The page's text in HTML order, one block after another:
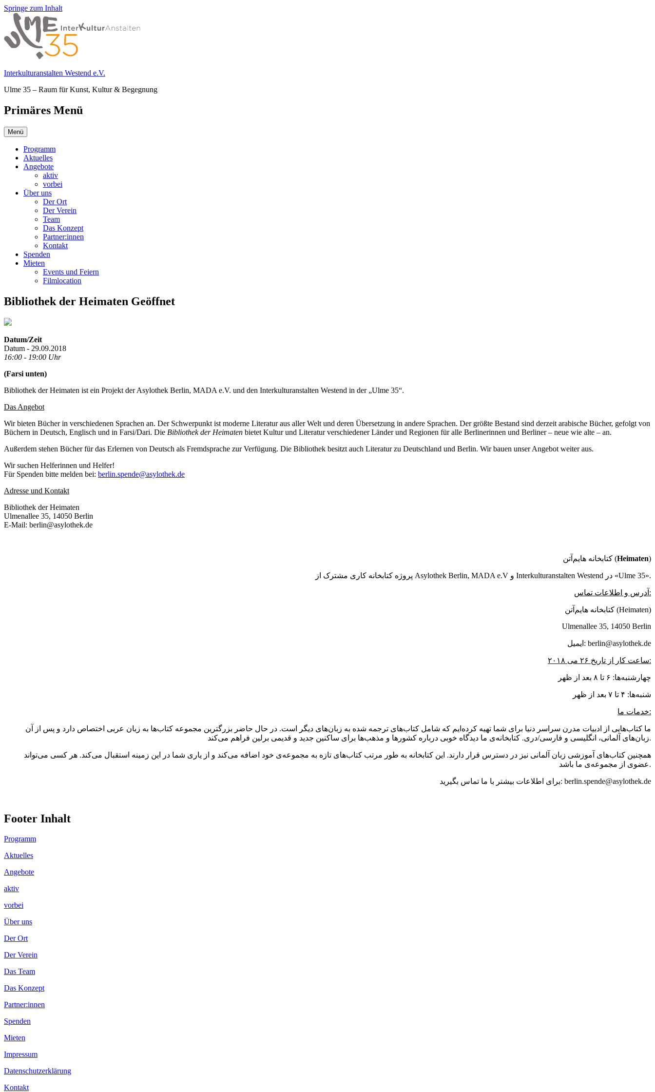
Springe zum Inhalt
Interkulturanstalten Westend e.V.
Ulme 35 – Raum für Kunst, Kultur & Begegnung
Primäres Menü
Menü
Programm
Aktuelles
Angebote
aktiv
vorbei
Über uns
Der Ort
Der Verein
Team
Das Konzept
Partner:innen
Kontakt
Spenden
Mieten
Events und Feiern
Filmlocation
Bibliothek der Heimaten Geöffnet
Datum/Zeit
Datum - 29.09.2018
16:00 - 19:00 Uhr
(Farsi unten)
Bibliothek der Heimaten ist ein Projekt der Asylothek Berlin, MADA e.V. und den Interkulturanstalten Westend in der „Ulme 35“.
Das Angebot
Wir bieten Bücher in verschiedenen Sprachen an. Der Schwerpunkt ist moderne Literatur aus aller Welt und deren Übersetzung in andere Sprachen. Der größte Bestand sind derzeit arabische Bücher, gefolgt von
Büchern in Deutsch, Englisch und in Farsi/Dari. Die Bibliothek der Heimaten bietet Kultur und Literatur verschiedener Länder und Regionen für alle Berlinerinnen und Berliner – neue wie alte – an.
Außerdem stehen Bücher für das Erlernen von Deutsch als Fremdsprache zur Verfügung. Die Bibliothek besitzt auch Literatur zu Deutschland und Berlin. Wir bauen unser Angebot weiter aus.
Wir suchen Helferinnen und Helfer!
Für Spenden bitte melden bei: berlin.spende@asylothek.de
Adresse und Kontakt
Bibliothek der Heimaten
Ulmenallee 35, 14050 Berlin
E-Mail: berlin@asylothek.de
کتابخانه هایم‌آتن (Heimaten)
پروژه کتابخانه کاری مشترک از Asylothek Berlin, MADA e.V و Interkulturanstalten Westend در «Ulme 35».
آدرس و اطلاعات تماس:
کتابخانه هایم‌آتن (Heimaten)
Ulmenallee 35, 14050 Berlin
ایمیل: berlin@asylothek.de
ساعت کار از تاریخ ۲۶ می ۲۰۱۸:
چهارشنبه‌ها: ۶ تا ۸ بعد از ظهر
شنبه‌ها: ۴ تا ۷ بعد از ظهر
خدمات ما:
ما کتاب‌هایی از ادبیات مدرن سراسر دنیا برای شما تهیه کرده‌ایم که شامل کتاب‌های ترجمه شده به زبان‌های دیگر است. در حال حاضر بزرگترین مجموعه کتاب‌ها به زبان عربی اختصاص دارد و پس از آن
زبان‌های آلمانی، انگلیسی و فارسی/دری. کتابخانه‌ی ما دیدگاه خوبی درباره کشورها و مذهب‌ها برای ساکنین جدید و قدیمی برلین فراهم می‌کند.
همچنین کتاب‌های آموزشی زبان آلمانی نیز در دسترس قرار دارند. این کتابخانه به طور مرتب کتاب‌های تازه به مجموعه‌ی خود اضافه می‌کند و از یاری شما در این زمینه استقبال می‌کند. هر کسی می‌تواند
عضوی از مجموعه‌ی ما باشد.
برای اطلاعات بیشتر با ما تماس بگیرید: berlin.spende@asylothek.de
Footer Inhalt
Programm
Aktuelles
Angebote
aktiv
vorbei
Über uns
Der Ort
Der Verein
Das Team
Das Konzept
Partner:innen
Spenden
Mieten
Impressum
Datenschutzerklärung
Kontakt